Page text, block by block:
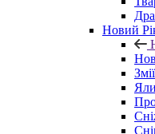
Новий
Змії